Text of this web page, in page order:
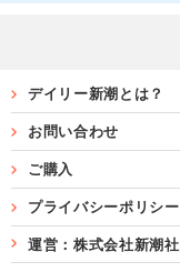
デイリー新潮とは？
お問い合わせ
ご購入
プライバシーポリシー
運営：株式会社新潮社